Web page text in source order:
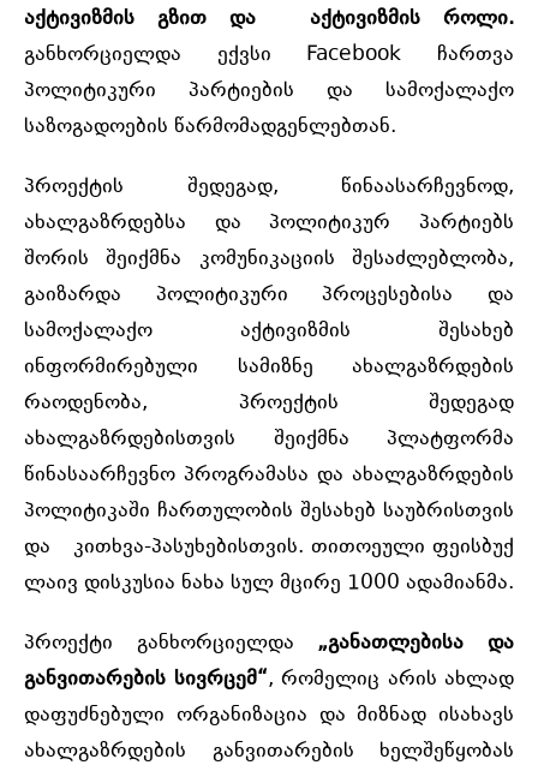
აქტივიზმის გზით და აქტივიზმის როლი.
განხორციელდა ექვსი Facebook ჩართვა
პოლიტიკური პარტიების და სამოქალაქო
საზოგადოების წარმომადგენლებთან.
პროექტის შედეგად, წინაასარჩევნოდ,
ახალგაზრდებსა და პოლიტიკურ პარტიებს
შორის შეიქმნა კომუნიკაციის შესაძლებლობა,
გაიზარდა პოლიტიკური პროცესებისა და
სამოქალაქო აქტივიზმის შესახებ
ინფორმირებული სამიზნე ახალგაზრდების
რაოდენობა, პროექტის შედეგად
ახალგაზრდებისთვის შეიქმნა პლატფორმა
წინასაარჩევნო პროგრამასა და ახალგაზრდების
პოლიტიკაში ჩართულობის შესახებ საუბრისთვის
და კითხვა-პასუხებისთვის. თითოეული ფეისბუქ
ლაივ დისკუსია ნახა სულ მცირე 1000 ადამიანმა.
პროექტი განხორციელდა „განათლებისა და
განვითარების სივრცემ“, რომელიც არის ახლად
დაფუძნებული ორგანიზაცია და მიზნად ისახავს
ახალგაზრდების განვითარების ხელშეწყობას